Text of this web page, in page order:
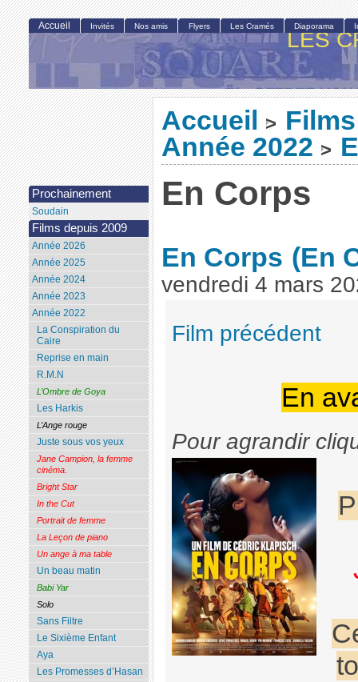
LES
Accueil >
Année 2022 >
En Corps
En Corps (En
vendredi 4 mars
Film précédent
En
Pour agrandir
Accueil Invités Nos amis Flyers Les Cramés Diaporama
Prochainement
Soudain
Films depuis 2009
Année 2026
Année 2025
Année 2024
Année 2023
Année 2022
La Conspiration du
Caire
Reprise en main
R.M.N
L’Ombre de Goya
Les Harkis
L’Ange rouge
Juste sous vos yeux
Jane Campion, la femme
cinéma.
Bright Star
In the Cut
Portrait de femme
La Leçon de piano
Un ange à ma table
Un beau matin
Babi Yar
Solo
Sans Filtre
Le Sixième Enfant
Aya
Les Promesses d’Hasan